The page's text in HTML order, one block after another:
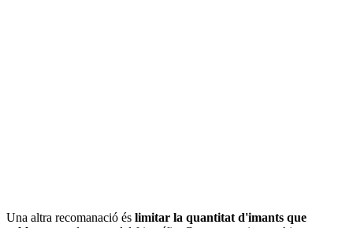
Una altra recomanació és limitar la quantitat d'imants que